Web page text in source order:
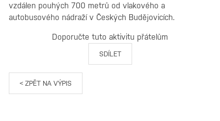
vzdálen pouhých 700 metrů od vlakového a
autobusového nádraží v Českých Budějovicích.
Doporučte tuto aktivitu přátelům
SDÍLET
< ZPĚT NA VÝPIS